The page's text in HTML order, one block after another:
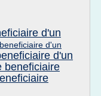
d'un
d'un
d'un
beneficiaire